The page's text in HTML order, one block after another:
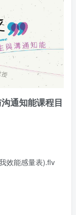
通知能课程目
效能感量表).flv